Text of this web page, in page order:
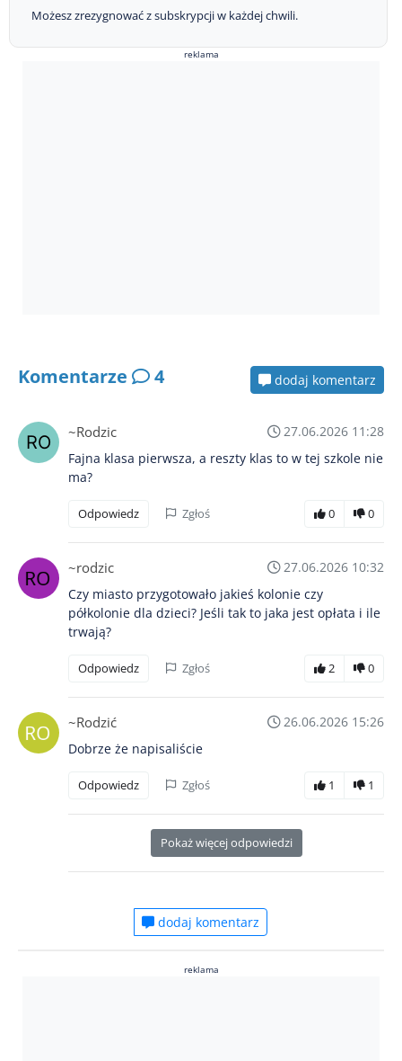
Możesz zrezygnować z subskrypcji w każdej chwili.
reklama
Komentarze 4 dodaj komentarz
~Rodzic
27.06.2026 11:28
Fajna klasa pierwsza, a reszty klas to w tej szkole nie
ma?
Odpowiedz Zgłoś 0 0
~rodzic
27.06.2026 10:32
Czy miasto przygotowało jakieś kolonie czy
półkolonie dla dzieci? Jeśli tak to jaka jest opłata i ile
trwają?
Odpowiedz Zgłoś 2 0
~Rodzić
26.06.2026 15:26
Dobrze że napisaliście
Odpowiedz Zgłoś 1 1
Pokaż więcej odpowiedzi
dodaj komentarz
reklama